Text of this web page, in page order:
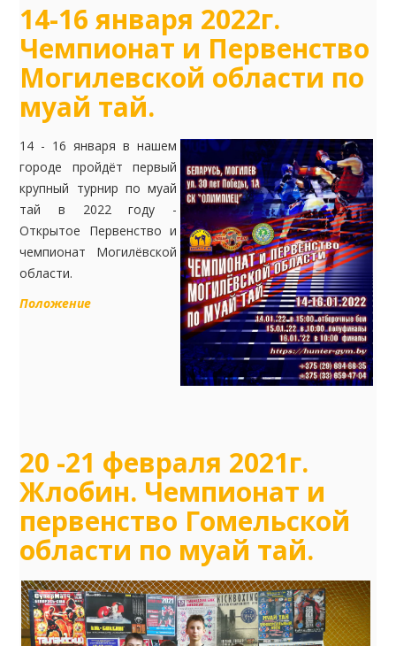
14-16 января 2022г.
Чемпионат и Первенство
Могилевской области по
муай тай.
14 - 16 января в нашем
городе пройдёт первый
крупный турнир по муай
тай в 2022 году -
Открытое Первенство и
чемпионат Могилёвской
области.
Положение
20 -21 февраля 2021г.
Жлобин. Чемпионат и
первенство Гомельской
области по муай тай.